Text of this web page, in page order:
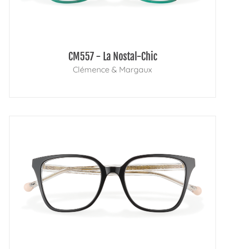
CM557 - La Nostal-Chic
Clémence & Margaux